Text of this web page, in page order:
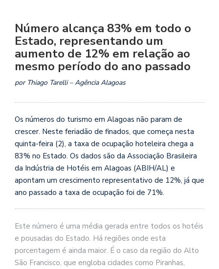
Número alcança 83% em todo o
Estado, representando um
aumento de 12% em relação ao
mesmo período do ano passado
por Thiago Tarelli – Agência Alagoas
Os números do turismo em Alagoas não param de
crescer. Neste feriadão de finados, que começa nesta
quinta-feira (2), a taxa de ocupação hoteleira chega a
83% no Estado. Os dados são da Associação Brasileira
da Indústria de Hotéis em Alagoas (ABIH/AL) e
apontam um crescimento representativo de 12%, já que
ano passado a taxa de ocupação foi de 71%.
Este número é uma média gerada entre todos os hotéis
e pousadas do Estado. Há regiões onde esta
porcentagem é ainda maior. É o caso da região do Alto
São Francisco, que engloba cidades como Piranhas,